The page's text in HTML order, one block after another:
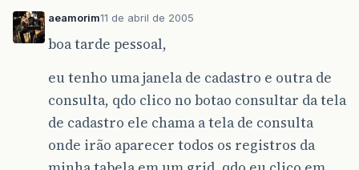
aeamorim11 de abril de 2005
boa tarde pessoal,
eu tenho uma janela de cadastro e outra de
consulta, qdo clico no botao consultar da tela
de cadastro ele chama a tela de consulta
onde irão aparecer todos os registros da